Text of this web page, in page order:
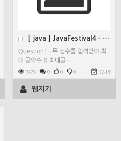
[ java ] JavaFestival4 - Quest…
Question1 - 두 정수를 입력받아 최
대 공약수 & 최대공…
7475 0 0 0 12-19
웹지기